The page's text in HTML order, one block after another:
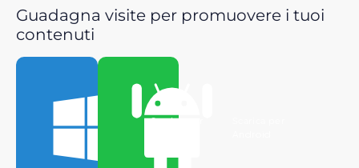
Guadagna visite per promuovere i tuoi
contenuti
Scarica per